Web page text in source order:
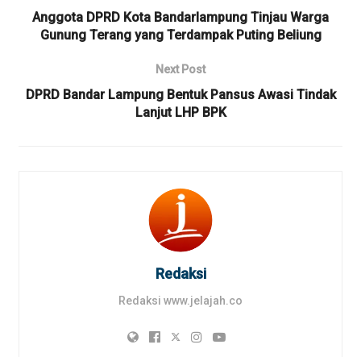
Anggota DPRD Kota Bandarlampung Tinjau Warga
Gunung Terang yang Terdampak Puting Beliung
Next Post
DPRD Bandar Lampung Bentuk Pansus Awasi Tindak
Lanjut LHP BPK
Redaksi
Redaksi www.jelajah.co